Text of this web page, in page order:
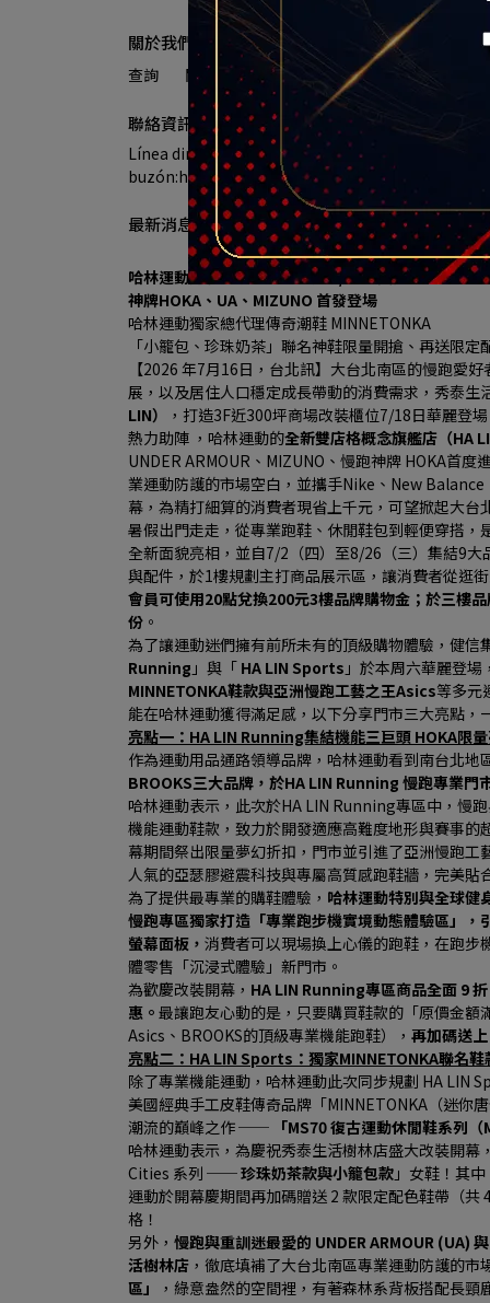
關於我們
查詢 關於我們 我的帳戶 退款政策
聯絡資訊
Línea directa de atención al cliente:(02)2929-8334
buzón:halin@halin.com.tw
DIRECCIÓN:新北
最新消息
哈林運動進駐秀泰生活樹林店 7/18盛大開幕 多重優
神牌HOKA、UA、MIZUNO 首發登場
哈林運動獨家總代理傳奇潮鞋 MINNETONKA
「小籠包、珍珠奶茶」聯名神鞋限量開搶、再送限定
【2026 年7月16日，台北訊】大台北南區的慢跑愛
展，以及居住人口穩定成長帶動的消費需求，秀泰
LIN）
，打造3F近300坪商場改裝櫃位7/18日華麗登
熱力助陣 ，哈林運動的全新雙店格概念旗艦店（HA
UNDER ARMOUR、MIZUNO、慢跑神牌 HOKA首
業運動防護的市場空白，並攜手Nike、New Balance
幕，為精打細算的消費者現省上千元，可望掀起大台
暑假出門走走，從專業跑鞋、休閒鞋包到輕便穿搭
全新面貌亮相，並自7/2（四）至8/26（三）集結9
與配件，於1樓規劃主打商品展示區，讓消費者從逛
會員可使用20點兌換200元3樓品牌購物金；於三樓
份 。
為了讓運動迷們擁有前所未有的頂級購物體驗，健
Running 」與「 HA LIN Sports 」於本周六華麗登場
MINNETONKA鞋款與亞洲慢跑工藝之王Asics等多元
能在哈林運動獲得滿足感，以下分享門市三大亮點，
亮點一：HA LIN Running集結機能三巨頭 HOKA限
作為運動用品通路領導品牌，哈林運動看到南台北地
BROOKS三大品牌，於HA LIN Running 慢跑專業門
哈林運動表示，此次於HA LIN Running專區中，慢
機能運動鞋款，致力於開發適應高難度地形與賽事
幕期間祭出限量夢幻折扣，門市並引進了亞洲慢跑
人氣的亞瑟膠避震科技與專屬高質感跑鞋牆，完美貼
為了提供最專業的購鞋體驗， 哈林運動特別與全球
慢跑專區獨家打造「專業跑步機實境動態體驗區」
螢幕面板， 消費者可以現場換上心儀的跑鞋，在跑
體零售「沉浸式體驗」新門市。
為歡慶改裝開幕， HA LIN Running專區商品全面 9
惠。 最讓跑友心動的是，只要購買鞋款的「原價金額
Asics、BROOKS的頂級專業機能跑鞋）， 再加碼送
亮點二：HA LIN Sports：獨家MINNETONKA聯名
除了專業機能運動，哈林運動此次同步規劃 HA LIN
美國經典手工皮鞋傳奇品牌「MINNETONKA（迷你
潮流的巔峰之作 ── 「MS70 復古運動休閒鞋系列
哈林運動表示，為慶祝秀泰生活樹林店盛大改裝開
Cities 系列 ── 珍珠奶茶款與小籠包款 」女鞋！其
運動於開幕慶期間再加碼贈送 2 款限定配色鞋帶（
格！
另外， 慢跑與重訓迷最愛的 UNDER ARMOUR (UA)
活樹林店 ，徹底填補了大台北南區專業運動防護的市
區」
，綠意盎然的空間裡，有著森林系背板搭配長